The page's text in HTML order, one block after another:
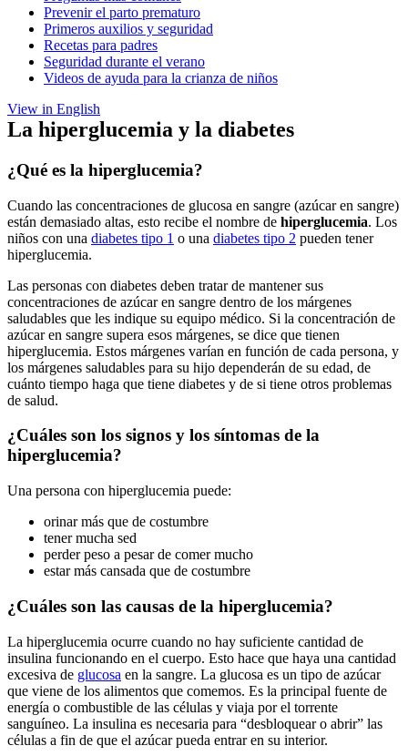
Prevenir el parto prematuro
Primeros auxilios y seguridad
Recetas para padres
Seguridad durante el verano
Videos de ayuda para la crianza de niños
View in English
La hiperglucemia y la diabetes
¿Qué es la hiperglucemia?
Cuando las concentraciones de glucosa en sangre (azúcar en sangre)
están demasiado altas, esto recibe el nombre de hiperglucemia. Los
niños con una diabetes tipo 1 o una diabetes tipo 2 pueden tener
hiperglucemia.
Las personas con diabetes deben tratar de mantener sus
concentraciones de azúcar en sangre dentro de los márgenes
saludables que les indique su equipo médico. Si la concentración de
azúcar en sangre supera esos márgenes, se dice que tienen
hiperglucemia. Estos márgenes varían en función de cada persona, y
los márgenes saludables para su hijo dependerán de su edad, de
cuánto tiempo haga que tiene diabetes y de si tiene otros problemas
de salud.
¿Cuáles son los signos y los síntomas de la
hiperglucemia?
Una persona con hiperglucemia puede:
orinar más que de costumbre
tener mucha sed
perder peso a pesar de comer mucho
estar más cansada que de costumbre
¿Cuáles son las causas de la hiperglucemia?
La hiperglucemia ocurre cuando no hay suficiente cantidad de
insulina funcionando en el cuerpo. Esto hace que haya una cantidad
excesiva de glucosa en la sangre. La glucosa es un tipo de azúcar
que viene de los alimentos que comemos. Es la principal fuente de
energía o combustible de las células y viaja por el torrente
sanguíneo. La insulina es necesaria para “desbloquear o abrir” las
células a fin de que el azúcar pueda entrar en su interior.